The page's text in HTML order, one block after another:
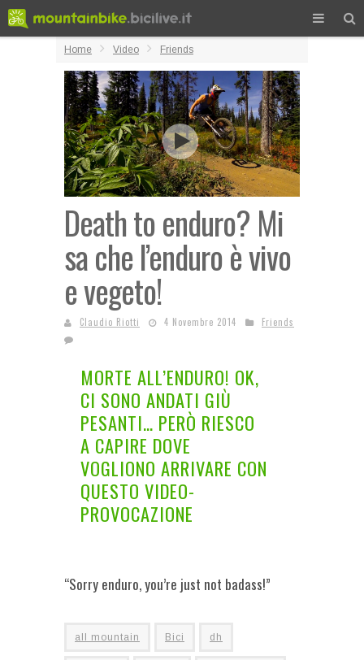
Home Video Friends
Death to enduro? Mi
sa che l’enduro è vivo
e vegeto!
Claudio Riotti 4 Novembre 2014 Friends
MORTE ALL’ENDURO! OK,
CI SONO ANDATI GIÙ
PESANTI… PERÒ RIESCO
A CAPIRE DOVE
VOGLIONO ARRIVARE CON
QUESTO VIDEO-
PROVOCAZIONE
“Sorry enduro, you’re just not badass!”
all mountain Bici dh